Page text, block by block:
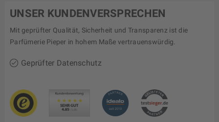
UNSER KUNDENVERSPRECHEN
Mit geprüfter Qualität, Sicherheit und Transparenz ist die
Parfümerie Pieper in hohem Maße vertrauenswürdig.
Geprüfter Datenschutz